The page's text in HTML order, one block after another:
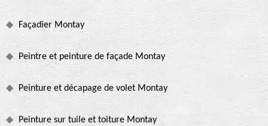
Façadier Montay
Peintre et peinture de façade Montay
Peinture et décapage de volet Montay
Peinture sur tuile et toiture Montay